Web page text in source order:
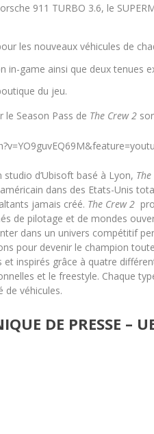
911 TURBO 3.6, le
les nouveaux véhicules de
in-game ainsi que deux tenues
du jeu.
le Season Pass de The Crew 2
d’Ubisoft basé à Lyon,
dans des Etats-Unis
jamais créé. The Crew 2
de pilotage et de mondes
dans un univers compétitif
pour devenir le champion
inspirés grâce à quatre
et le freestyle. Chaque
de véhicules.
DE PRESSE –